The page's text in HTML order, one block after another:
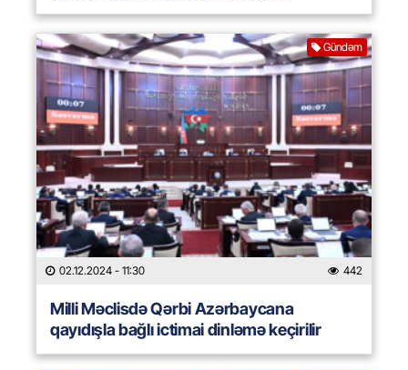
Gündəm
02.12.2024 - 11:30 442
Milli Məclisdə Qərbi Azərbaycana
qayıdışla bağlı ictimai dinləmə keçirilir